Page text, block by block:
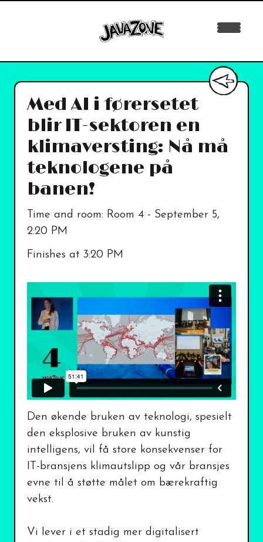
Med AI i førersetet
blir IT-sektoren en
klimaversting: Nå må
teknologene på
banen!
Time and room: Room 4 - September 5,
2:20 PM
Finishes at 3:20 PM
Den økende bruken av teknologi, spesielt
den eksplosive bruken av kunstig
intelligens, vil få store konsekvenser for
IT-bransjens klimautslipp og vår bransjes
evne til å støtte målet om bærekraftig
vekst.
Vi lever i et stadig mer digitalisert